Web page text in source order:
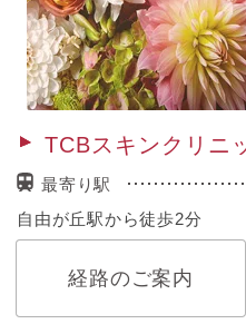
TCBスキンクリニ
最寄り駅
自由が丘駅から徒歩2分
経路のご案内